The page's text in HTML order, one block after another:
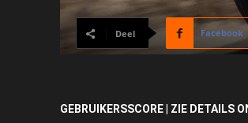
Deel Facebook
GEBRUIKERSSCORE | ZIE DETAILS